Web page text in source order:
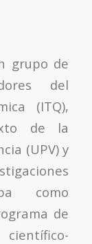
grupo de
del
(ITQ),
de la
(UPV) y
como
de